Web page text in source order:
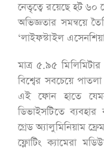
নেতৃত্বে রয়েছে হট ৬০
অভিজ্ঞতার সমন্বয়ে
‘লাইফস্টাইল
মাত্র ৫.৯৫
বিশ্বের সবচেয়ে
এই ফোন হাতে
ডিভাইসটিতে
গ্রেড অ্যালুমিনিয়াম
ফ্লোটিং ক্যামেরা